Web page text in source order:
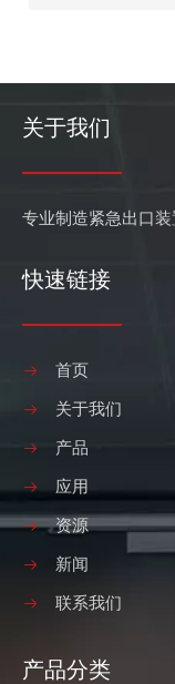
关于我们
专业制造紧急出口装
快速链接
首页
关于我们
产品
应用
资源
新闻
联系我们
产品分类